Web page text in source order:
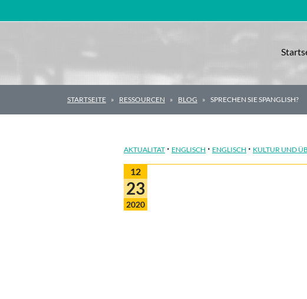
Hauptnavigation
STARTSEITE RESSOURCEN BLOG SPRECHEN SIE SPANGLISH?
AKTUALITAT · ENGLISCH · ENGLISCH · KULTUR UND
12
23
2020